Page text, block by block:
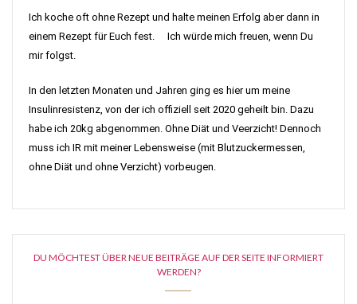
Ich koche oft ohne Rezept und halte meinen Erfolg aber dann in
einem Rezept für Euch fest. Ich würde mich freuen, wenn Du
mir folgst.
In den letzten Monaten und Jahren ging es hier um meine
Insulinresistenz, von der ich offiziell seit 2020 geheilt bin. Dazu
habe ich 20kg abgenommen. Ohne Diät und Veerzicht! Dennoch
muss ich IR mit meiner Lebensweise (mit Blutzuckermessen,
ohne Diät und ohne Verzicht) vorbeugen.
DU MÖCHTEST ÜBER NEUE BEITRÄGE AUF DER SEITE INFORMIERT
WERDEN?